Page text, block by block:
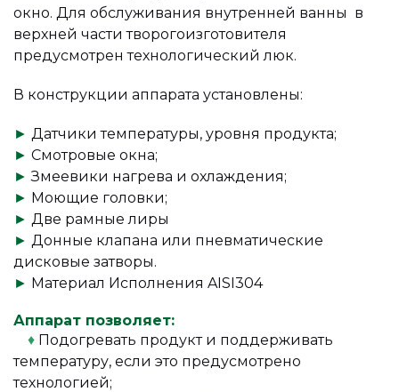
окно. Для обслуживания внутренней ванны в
верхней части творогоизготовителя
предусмотрен технологический люк.
В конструкции аппарата установлены:
► Датчики температуры, уровня продукта;
► Смотровые окна;
► Змеевики нагрева и охлаждения;
► Моющие головки;
► Две рамные лиры
► Донные клапана или пневматические
дисковые затворы.
► Материал Исполнения AISI304
Аппарат позволяет:
♦ Подогревать продукт и поддерживать
температуру, если это предусмотрено
технологией;